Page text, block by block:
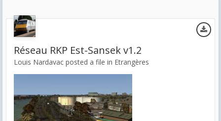
Réseau RKP Est-Sansek v1.2
Louis Nardavac posted a file in Etrangères